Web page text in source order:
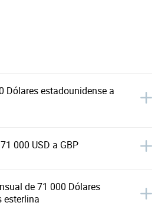
Dólares estadounidense a
000 USD a GBP
de 71 000 Dólares
esterlina